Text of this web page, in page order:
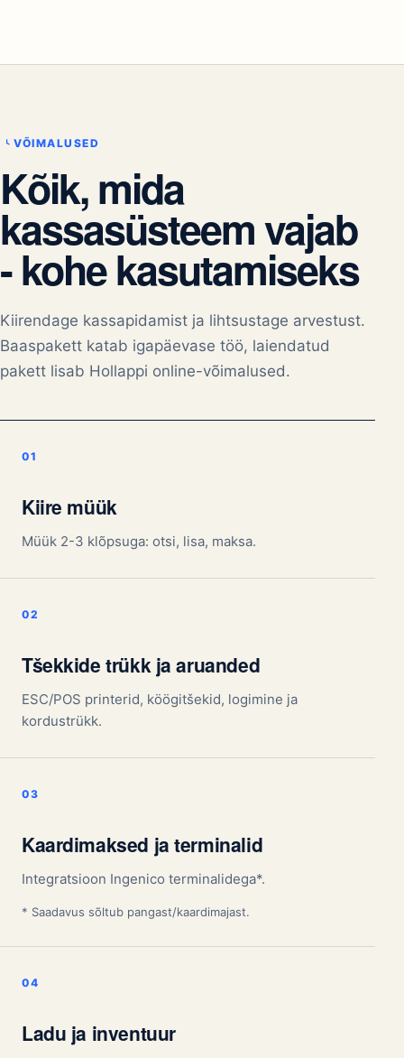
VÕIMALUSED
Kõik, mida
kassasüsteem vajab
- kohe kasutamiseks
Kiirendage kassapidamist ja lihtsustage arvestust.
Baaspakett katab igapäevase töö, laiendatud
pakett lisab Hollappi online-võimalused.
Kiire müük
Müük 2-3 klõpsuga: otsi, lisa, maksa.
Tšekkide trükk ja aruanded
ESC/POS printerid, köögitšekid, logimine ja
kordustrükk.
Kaardimaksed ja terminalid
Integratsioon Ingenico terminalidega*.
* Saadavus sõltub pangast/kaardimajast.
Ladu ja inventuur